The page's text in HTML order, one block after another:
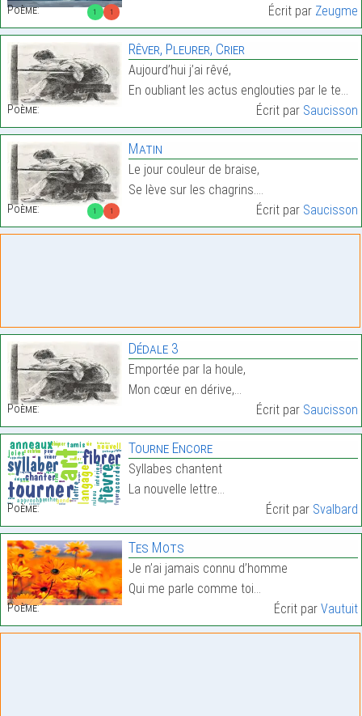
1 1
Poème:
Écrit par Zeugme
Poème:
Rêver, Pleurer, Crier
Aujourd’hui j’ai rêvé,
En oubliant les actus englouties par le temps,…
Écrit par Saucisson
1 1
Poème:
Matin
Le jour couleur de braise,
Se lève sur les chagrins.…
Écrit par Saucisson
Poème:
Dédale 3
Emportée par la houle,
Mon cœur en dérive,…
Écrit par Saucisson
Poème:
Tourne Encore
Syllabes chantent
La nouvelle lettre…
Écrit par Svalbard
Poème:
Tes Mots
Je n’ai jamais connu d’homme
Qui me parle comme toi…
Écrit par Vautuit